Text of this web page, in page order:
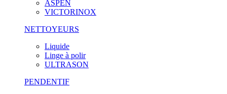
ASPEN
VICTORINOX
NETTOYEURS
Liquide
Linge à polir
ULTRASON
PENDENTIF